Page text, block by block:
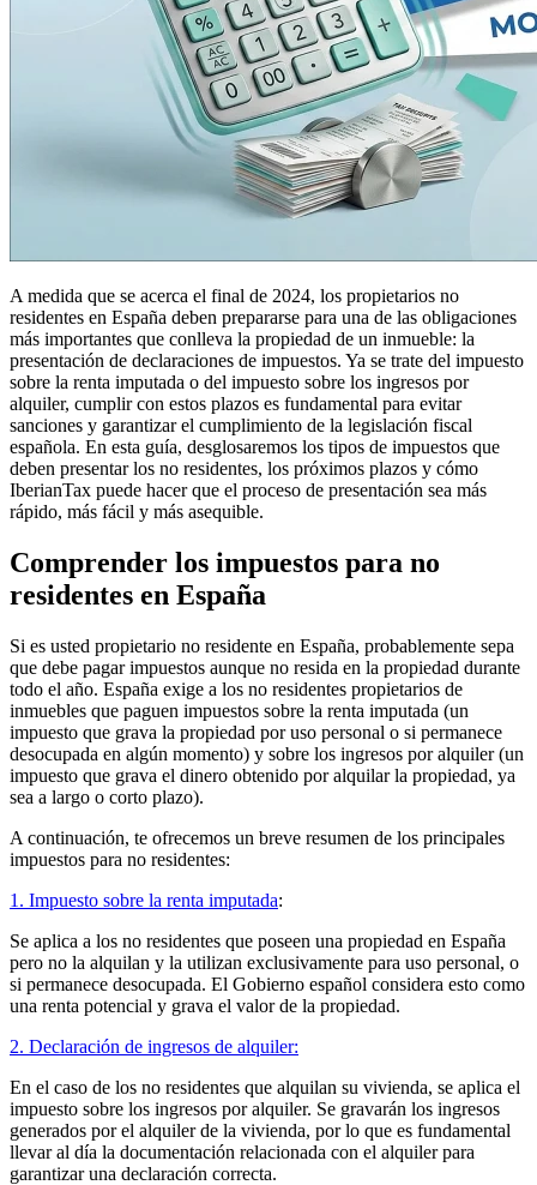
A medida que se acerca el final de 2024, los propietarios no
residentes en España deben prepararse para una de las obligaciones
más importantes que conlleva la propiedad de un inmueble: la
presentación de declaraciones de impuestos. Ya se trate del impuesto
sobre la renta imputada o del impuesto sobre los ingresos por
alquiler, cumplir con estos plazos es fundamental para evitar
sanciones y garantizar el cumplimiento de la legislación fiscal
española. En esta guía, desglosaremos los tipos de impuestos que
deben presentar los no residentes, los próximos plazos y cómo
IberianTax puede hacer que el proceso de presentación sea más
rápido, más fácil y más asequible.
Comprender los impuestos para no
residentes en España
Si es usted propietario no residente en España, probablemente sepa
que debe pagar impuestos aunque no resida en la propiedad durante
todo el año. España exige a los no residentes propietarios de
inmuebles que paguen impuestos sobre la renta imputada (un
impuesto que grava la propiedad por uso personal o si permanece
desocupada en algún momento) y sobre los ingresos por alquiler (un
impuesto que grava el dinero obtenido por alquilar la propiedad, ya
sea a largo o corto plazo).
A continuación, te ofrecemos un breve resumen de los principales
impuestos para no residentes:
1. Impuesto sobre la renta imputada:
Se aplica a los no residentes que poseen una propiedad en España
pero no la alquilan y la utilizan exclusivamente para uso personal, o
si permanece desocupada. El Gobierno español considera esto como
una renta potencial y grava el valor de la propiedad.
2. Declaración de ingresos de alquiler:
En el caso de los no residentes que alquilan su vivienda, se aplica el
impuesto sobre los ingresos por alquiler. Se gravarán los ingresos
generados por el alquiler de la vivienda, por lo que es fundamental
llevar al día la documentación relacionada con el alquiler para
garantizar una declaración correcta.